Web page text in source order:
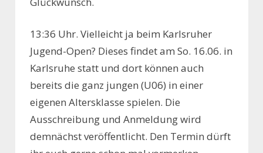
13:36 Uhr. Vielleicht ja beim Karlsruher
Jugend-Open? Dieses findet am So. 16.06. in
Karlsruhe statt und dort können auch
bereits die ganz jungen (U06) in einer
eigenen Altersklasse spielen. Die
Ausschreibung und Anmeldung wird
demnächst veröffentlicht. Den Termin dürft